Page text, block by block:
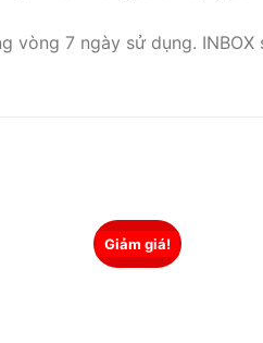
vòng 7 ngày sử dụng.
Giảm giá!